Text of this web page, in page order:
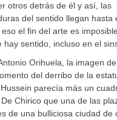
otros detrás de él y así, las
del sentido llegan hasta
el fin del arte es
hay sentido, incluso en el
Orihuela, la imagen de
del derribo de la
parecía más un
Chirico que una de las
de una bulliciosa ciudad de